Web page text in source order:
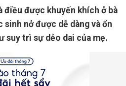
điều được khuyến khích ở bà
sinh nở được dễ dàng và ổn
suy trì sự dẻo dai của mẹ.